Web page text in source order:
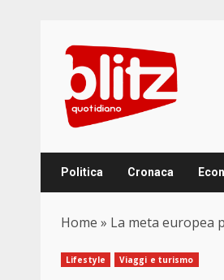
content
Politica Cronaca
Home » La meta europea
Lifestyle Viaggi e turismo